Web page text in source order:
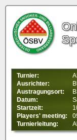
Turnier:
Ausrichter:
Austragungsort:
Datum:
Startzeit:
Players' meeting:
Turnierleitung: